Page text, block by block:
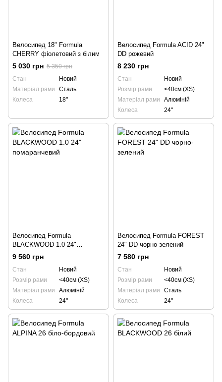
Велосипед 18" Formula
CHERRY фіолетовий з білим
5 030 грн 5 350 грн
Стан
Новий
Матеріал рами
Сталь
Колеса
18"
Велосипед Formula ACID 24"
DD рожевий
8 230 грн
Стан
Новий
Розмір рами
<40см (XS)
Матеріал рами
Алюміній
Колеса
24"
Велосипед Formula
BLACKWOOD 1.0 24"
помаранчевий
9 560 грн
Стан
Новий
Розмір рами
<40см (XS)
Матеріал рами
Алюміній
Колеса
24"
Велосипед Formula FOREST
24" DD чорно-зелений
7 580 грн
Стан
Новий
Розмір рами
<40см (XS)
Матеріал рами
Сталь
Колеса
24"